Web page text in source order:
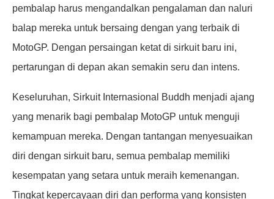
pembalap harus mengandalkan pengalaman dan naluri
balap mereka untuk bersaing dengan yang terbaik di
MotoGP. Dengan persaingan ketat di sirkuit baru ini,
pertarungan di depan akan semakin seru dan intens.
Keseluruhan, Sirkuit Internasional Buddh menjadi ajang
yang menarik bagi pembalap MotoGP untuk menguji
kemampuan mereka. Dengan tantangan menyesuaikan
diri dengan sirkuit baru, semua pembalap memiliki
kesempatan yang setara untuk meraih kemenangan.
Tingkat kepercayaan diri dan performa yang konsisten